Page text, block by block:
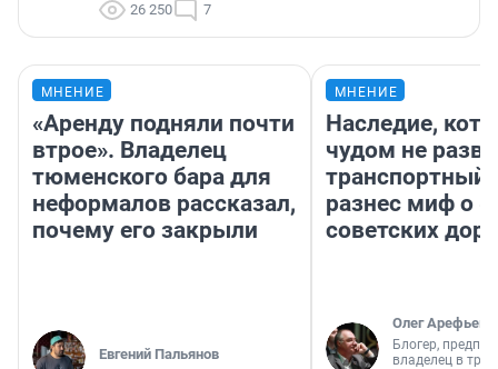
26 250 7
МНЕНИЕ
«Аренду подняли почти
втрое». Владелец
тюменского бара для
неформалов рассказал,
почему его закрыли
Евгений Пальянов
МНЕНИЕ
Наследие,
чудом не
транспортный
разнес миф о
советских
Олег Арефьев
Блогер,
владелец в